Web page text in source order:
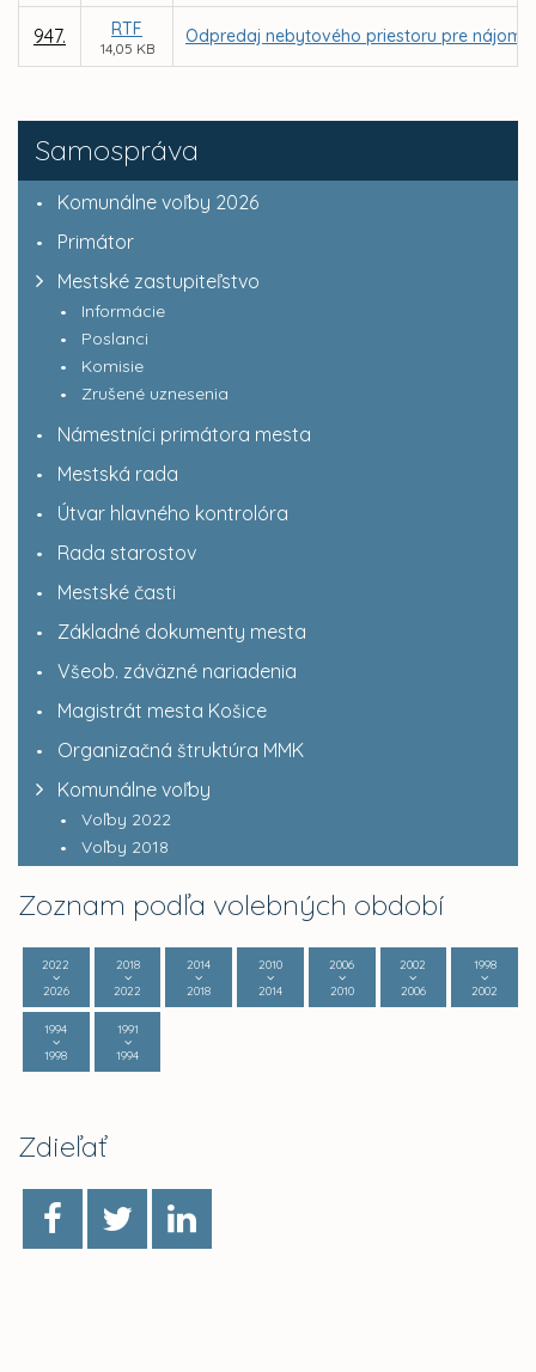
Samospráva
Komunálne voľby 2026
Primátor
Mestské zastupiteľstvo
Informácie
Poslanci
Komisie
Zrušené uznesenia
Námestníci primátora mesta
Mestská rada
Útvar hlavného kontrolóra
Rada starostov
Mestské časti
Základné dokumenty mesta
Všeob. záväzné nariadenia
Magistrát mesta Košice
Organizačná štruktúra MMK
Komunálne voľby
Voľby 2022
Voľby 2018
Zoznam podľa volebných období
2022
2026
2018
2022
2014
2018
2010
2014
2006
2010
2002
2006
1998
2002
1994
1998
1991
1994
Zdieľať
947. RTF
14,05 KB
Odpredaj nebytového priestoru pre nájomcu